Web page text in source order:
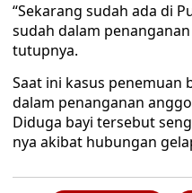
“Sekarang sudah ada di
sudah dalam
tutupnya.
Saat ini kasus penemuan
dalam penanganan
Diduga bayi tersebut
nya akibat hubungan